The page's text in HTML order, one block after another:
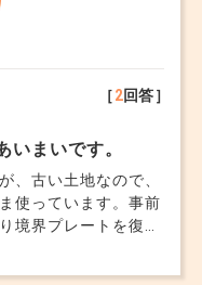
［2回答］
いまいです。
、古い土地なので、
使っています。事前
境界プレートを復元